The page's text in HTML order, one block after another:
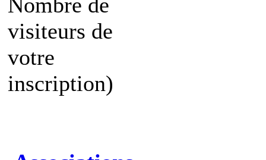
visiteurs de
votre
inscription)